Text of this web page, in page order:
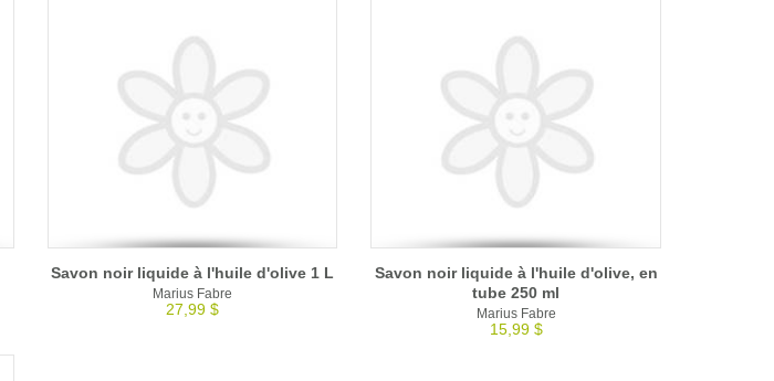
Savon noir liquide à l'huile d'olive 1 L
Marius Fabre
27,99 $
Savon noir liquide à l'huile d'olive, en
tube 250 ml
Marius Fabre
15,99 $